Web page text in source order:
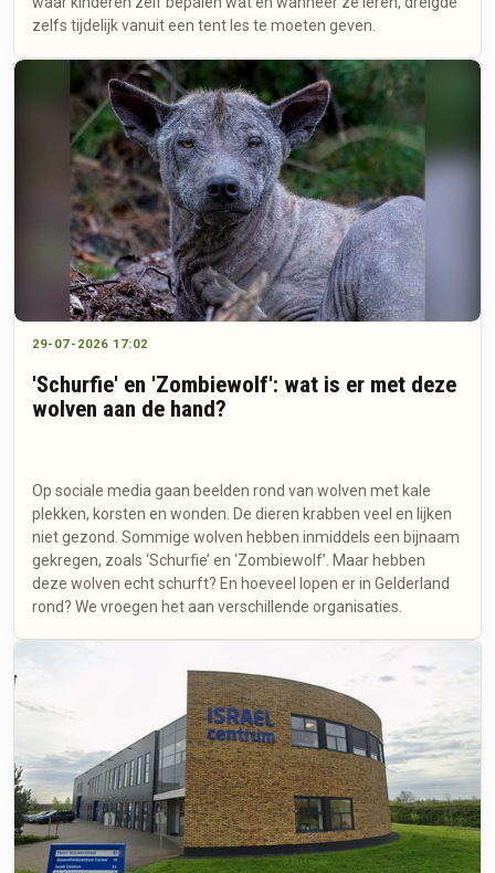
zelfs tijdelijk vanuit een tent les te moeten geven.
29-07-2026 17:02
'Schurfie' en 'Zombiewolf': wat is er met deze
wolven aan de hand?
Op sociale media gaan beelden rond van wolven met kale
plekken, korsten en wonden. De dieren krabben veel en lijken
niet gezond. Sommige wolven hebben inmiddels een bijnaam
gekregen, zoals ‘Schurfie’ en ‘Zombiewolf’. Maar hebben
deze wolven echt schurft? En hoeveel lopen er in Gelderland
rond? We vroegen het aan verschillende organisaties.